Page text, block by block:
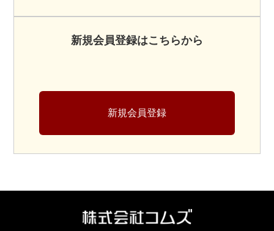
新規会員登録はこちらから
新規会員登録